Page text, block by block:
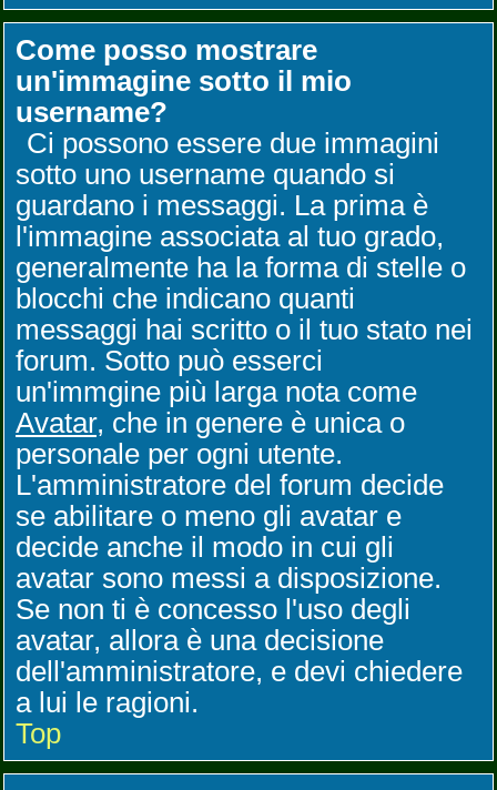
Come posso mostrare
un'immagine sotto il mio
username?
Ci possono essere due immagini
sotto uno username quando si
guardano i messaggi. La prima è
l'immagine associata al tuo grado,
generalmente ha la forma di stelle o
blocchi che indicano quanti
messaggi hai scritto o il tuo stato nei
forum. Sotto può esserci
un'immgine più larga nota come
Avatar, che in genere è unica o
personale per ogni utente.
L'amministratore del forum decide
se abilitare o meno gli avatar e
decide anche il modo in cui gli
avatar sono messi a disposizione.
Se non ti è concesso l'uso degli
avatar, allora è una decisione
dell'amministratore, e devi chiedere
a lui le ragioni.
Top